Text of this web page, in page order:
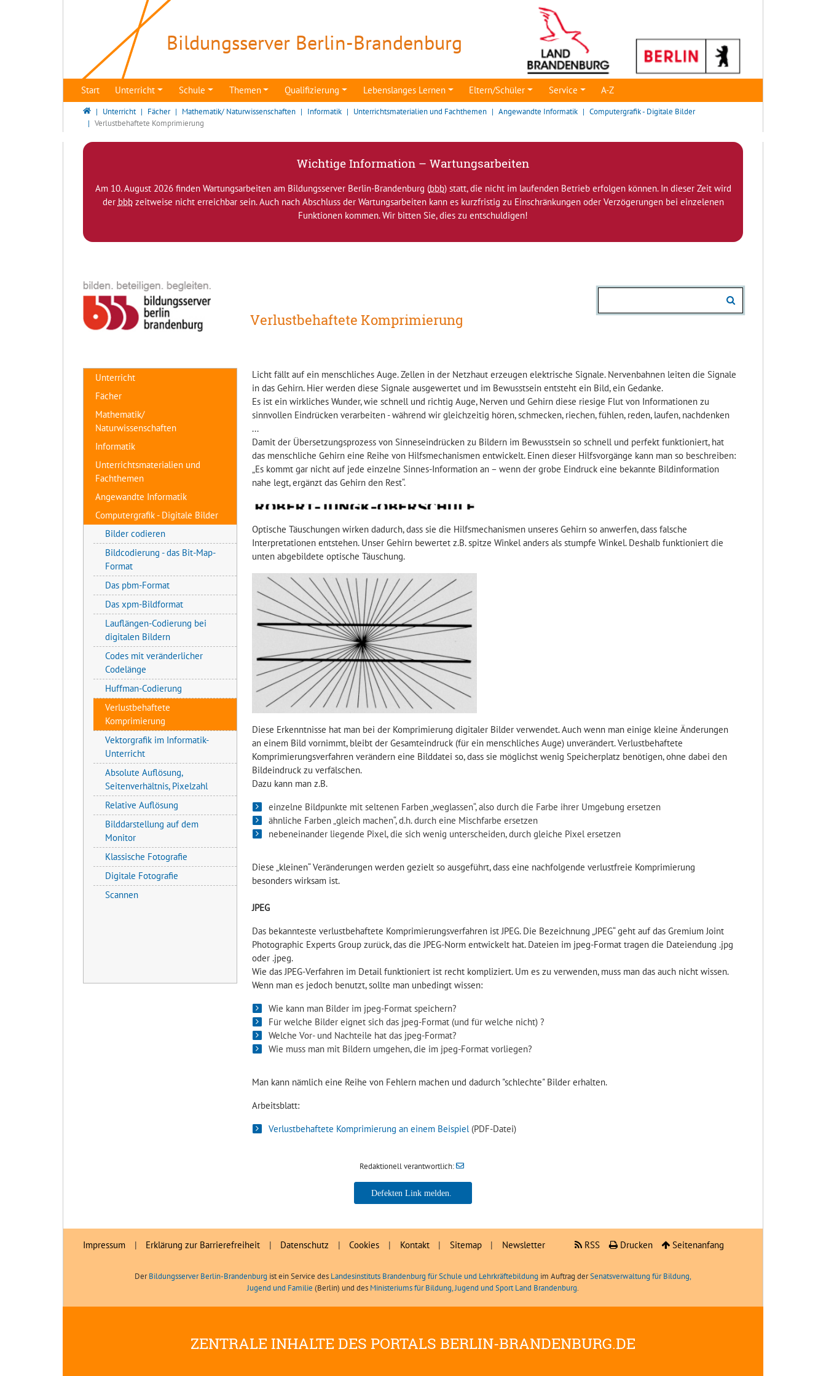
Bildungsserver Berlin-Brandenburg
Start Unterricht Schule Themen Qualifizierung Lebenslanges Lernen Eltern/Schüler Service A-Z
Bildungsserver Berlin - Brandenburg
Unterricht Fächer Mathematik/ Naturwissenschaften Informatik Unterrichtsmaterialien und Fachthemen Angewandte Informatik
Computergrafik - Digitale Bilder
Verlustbehaftete Komprimierung
Wichtige Information – Wartungsarbeiten
Am 10. August 2026 finden Wartungsarbeiten am Bildungsserver Berlin-Brandenburg (bbb) statt, die nicht im laufenden Betrieb erfolgen können. In dieser Zeit wird
der bbbzeitweise nicht erreichbar sein. Auch nach Abschluss der Wartungsarbeiten kann es kurzfristig zu Einschränkungen oder Verzögerungen bei einzelenen
Funktionen kommen. Wir bitten Sie, dies zu entschuldigen!
Verlustbehaftete Komprimierung
Licht fällt auf ein menschliches Auge. Zellen in der Netzhaut erzeugen elektrische Signale. Nervenbahnen leiten die Signale
in das Gehirn. Hier werden diese Signale ausgewertet und im Bewusstsein entsteht ein Bild, ein Gedanke.
Es ist ein wirkliches Wunder, wie schnell und richtig Auge, Nerven und Gehirn diese riesige Flut von Informationen zu
sinnvollen Eindrücken verarbeiten - während wir gleichzeitig hören, schmecken, riechen, fühlen, reden, laufen, nachdenken
...
Damit der Übersetzungsprozess von Sinneseindrücken zu Bildern im Bewusstsein so schnell und perfekt funktioniert, hat
das menschliche Gehirn eine Reihe von Hilfsmechanismen entwickelt. Einen dieser Hilfsvorgänge kann man so beschreiben:
„Es kommt gar nicht auf jede einzelne Sinnes-Information an – wenn der grobe Eindruck eine bekannte Bildinformation
nahe legt, ergänzt das Gehirn den Rest“.
Optische Täuschungen wirken dadurch, dass sie die Hilfsmechanismen unseres Gehirn so anwerfen, dass falsche
Interpretationen entstehen. Unser Gehirn bewertet z.B. spitze Winkel anders als stumpfe Winkel. Deshalb funktioniert die
unten abgebildete optische Täuschung.
Diese Erkenntnisse hat man bei der Komprimierung digitaler Bilder verwendet. Auch wenn man einige kleine Änderungen
an einem Bild vornimmt, bleibt der Gesamteindruck (für ein menschliches Auge) unverändert. Verlustbehaftete
Komprimierungsverfahren verändern eine Bilddatei so, dass sie möglichst wenig Speicherplatz benötigen, ohne dabei den
Bildeindruck zu verfälschen.
Dazu kann man z.B.
einzelne Bildpunkte mit seltenen Farben „weglassen“, also durch die Farbe ihrer Umgebung ersetzen
ähnliche Farben „gleich machen“, d.h. durch eine Mischfarbe ersetzen
nebeneinander liegende Pixel, die sich wenig unterscheiden, durch gleiche Pixel ersetzen
Diese „kleinen“ Veränderungen werden gezielt so ausgeführt, dass eine nachfolgende verlustfreie Komprimierung
besonders wirksam ist.
JPEG
Das bekannteste verlustbehaftete Komprimierungsverfahren ist JPEG. Die Bezeichnung „JPEG“ geht auf das Gremium Joint
Photographic Experts Group zurück, das die JPEG-Norm entwickelt hat. Dateien im jpeg-Format tragen die Dateiendung .jpg
oder .jpeg.
Wie das JPEG-Verfahren im Detail funktioniert ist recht kompliziert. Um es zu verwenden, muss man das auch nicht wissen.
Wenn man es jedoch benutzt, sollte man unbedingt wissen:
Wie kann man Bilder im jpeg-Format speichern?
Für welche Bilder eignet sich das jpeg-Format (und für welche nicht) ?
Welche Vor- und Nachteile hat das jpeg-Format?
Wie muss man mit Bildern umgehen, die im jpeg-Format vorliegen?
Man kann nämlich eine Reihe von Fehlern machen und dadurch "schlechte" Bilder erhalten.
Arbeitsblatt:
Verlustbehaftete Komprimierung an einem Beispiel (PDF-Datei)
Unterricht
Fächer
Mathematik/
Naturwissenschaften
Informatik
Unterrichtsmaterialien und
Fachthemen
Angewandte Informatik
Computergrafik - Digitale Bilder
Bilder codieren
Bildcodierung - das Bit-Map-
Format
Das pbm-Format
Das xpm-Bildformat
Lauflängen-Codierung bei
digitalen Bildern
Codes mit veränderlicher
Codelänge
Huffman-Codierung
Verlustbehaftete
Komprimierung
Vektorgrafik im Informatik-
Unterricht
Absolute Auflösung,
Seitenverhältnis, Pixelzahl
Relative Auflösung
Bilddarstellung auf dem
Monitor
Klassische Fotografie
Digitale Fotografie
Scannen
Redaktionell verantwortlich:
Impressum | Erklärung zur Barrierefreiheit | Datenschutz | Cookies | Kontakt | Sitemap | Newsletter RSS Drucken Seitenanfang
DerBildungsserver Berlin-Brandenburg ist ein Service des Landesinstituts Brandenburg für Schule und Lehrkräftebildung im Auftrag derSenatsverwaltung für Bildung,
Jugend und Familie (Berlin) und des Ministeriums für Bildung, Jugend und Sport Land Brandenburg.
ZENTRALE INHALTE DES PORTALS BERLIN-BRANDENBURG.DE